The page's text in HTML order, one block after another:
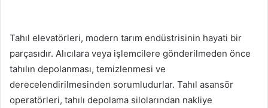
Tahıl elevatörleri, modern tarım endüstrisinin hayati bir
parçasıdır. Alıcılara veya işlemcilere gönderilmeden önce
tahılın depolanması, temizlenmesi ve
derecelendirilmesinden sorumludurlar. Tahıl asansör
operatörleri, tahılı depolama silolarından nakliye